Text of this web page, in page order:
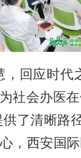
回应时代
社会办医
了清晰路
，西安国